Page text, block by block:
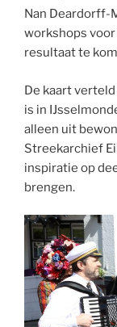
Nan Deardorff-
workshops
resultaat te
De kaart
is in
alleen uit
Streekarchief
inspiratie op
brengen.